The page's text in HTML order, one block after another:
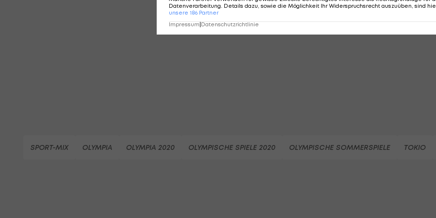
KOMMENTARE
SPORT-MIX OLYMPIA OLYMPIA 2020 OLYMPISCHE SPIELE 2020 OLYMPISCHE SOMMERSPIELE TOKIO
Datenverarbeitung. Details dazu, sowie die Möglichkeit Ihr Widerspruchsrecht auszuüben, sind
unsere 186 Partner
Impressum Datenschutzrichtlinie